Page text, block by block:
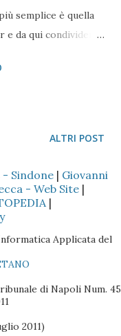
semplice è quella
e da qui condividerla
che
uno switch o
Nel caso
1 stampante su
multifunzioni) su
e 2 USB Il
con Windows a 64
con Windows
ALTRI POST
Sindone | Giovanni
- Web Site |
|
Applicata del
di Napoli Num. 45
2011)